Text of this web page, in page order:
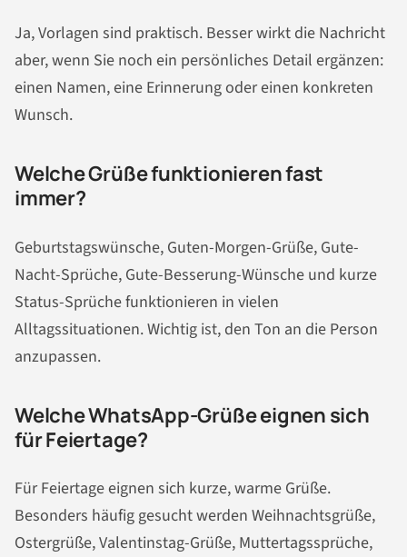
Ja, Vorlagen sind praktisch. Besser wirkt die Nachricht
aber, wenn Sie noch ein persönliches Detail ergänzen:
einen Namen, eine Erinnerung oder einen konkreten
Wunsch.
Welche Grüße funktionieren fast
immer?
Geburtstagswünsche, Guten-Morgen-Grüße, Gute-
Nacht-Sprüche, Gute-Besserung-Wünsche und kurze
Status-Sprüche funktionieren in vielen
Alltagssituationen. Wichtig ist, den Ton an die Person
anzupassen.
Welche WhatsApp-Grüße eignen sich
für Feiertage?
Für Feiertage eignen sich kurze, warme Grüße.
Besonders häufig gesucht werden Weihnachtsgrüße,
Ostergrüße, Valentinstag-Grüße, Muttertagssprüche,